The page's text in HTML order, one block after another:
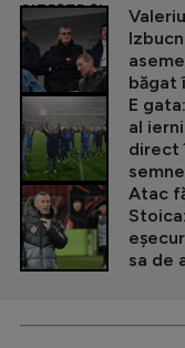
CITEȘTE ȘI
băgat
E
al
direct
Atac
sa de